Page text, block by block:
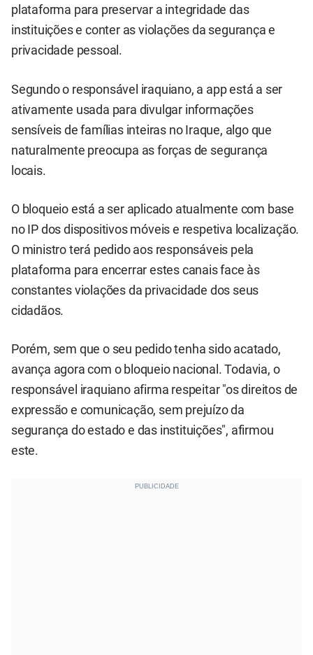
plataforma para preservar a integridade das
instituições e conter as violações da segurança e
privacidade pessoal.
Segundo o responsável iraquiano, a app está a ser
ativamente usada para divulgar informações
sensíveis de famílias inteiras no Iraque, algo que
naturalmente preocupa as forças de segurança
locais.
O bloqueio está a ser aplicado atualmente com base
no IP dos dispositivos móveis e respetiva localização.
O ministro terá pedido aos responsáveis pela
plataforma para encerrar estes canais face às
constantes violações da privacidade dos seus
cidadãos.
Porém, sem que o seu pedido tenha sido acatado,
avança agora com o bloqueio nacional. Todavia, o
responsável iraquiano afirma respeitar "os direitos de
expressão e comunicação, sem prejuízo da
segurança do estado e das instituições", afirmou
este.